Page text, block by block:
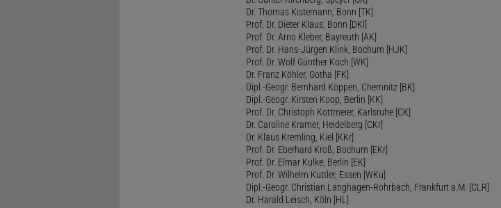
Dr. Thomas Kistemann, Bonn [TK]
Prof. Dr. Dieter Klaus, Bonn [DKl]
Prof. Dr. Arno Kleber, Bayreuth [AK]
Prof. Dr. Hans-Jürgen Klink, Bochum [HJK]
Prof. Dr. Wolf Günther Koch [WK]
Dr. Franz Köhler, Gotha [FK]
Dipl.-Geogr. Bernhard Köppen, Chemnitz [BK]
Dipl.-Geogr. Kirsten Koop, Berlin [KK]
Prof. Dr. Christoph Kottmeier, Karlsruhe [CK]
Dr. Caroline Kramer, Heidelberg [CKr]
Dr. Klaus Kremling, Kiel [KKr]
Prof. Dr. Eberhard Kroß, Bochum [EKr]
Prof. Dr. Elmar Kulke, Berlin [EK]
Prof. Dr. Wilhelm Kuttler, Essen [WKu]
Dipl.-Geogr. Christian Langhagen-Rohrbach, Frankfurt a.M. [CLR]
Dr. Harald Leisch, Köln [HL]